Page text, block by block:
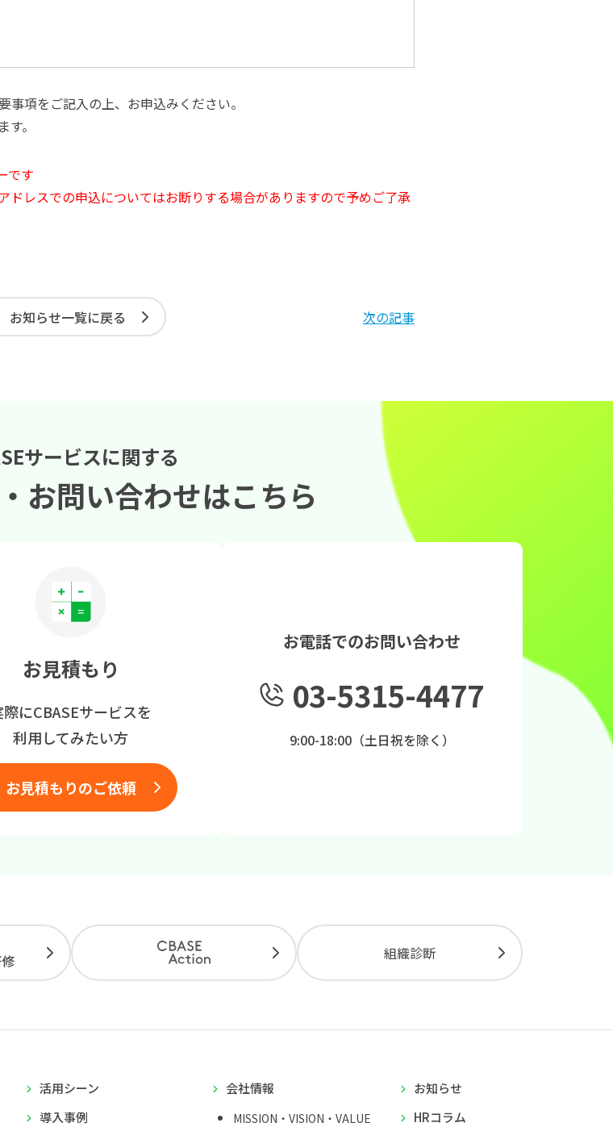
項をご記入の上、お申込みください。
。
です
レスでの申込についてはお断りする場合がありますので予めご了承
お知らせ一覧に戻る 次の記事
サービスに関する
お問い合わせはこちら
お見積もり
際にCBASEサービスを
利用してみたい方
お見積もりのご依頼
お電話でのお問い合わせ
03-5315-4477
9:00-18:00（土日祝を除く）
組織診断
活用シーン
導入事例
会社情報
MISSION・VISION・VALUE
お知らせ
HRコラム